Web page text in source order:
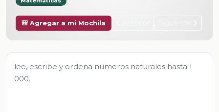
🎒 Agregar a mi Mochila
lee, escribe y ordena números naturales hasta 1
000.